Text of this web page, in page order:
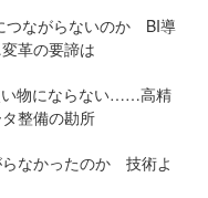
つながらないのか BI導
革の要諦は
い物にならない……高精
整備の勘所
なかったのか 技術よ